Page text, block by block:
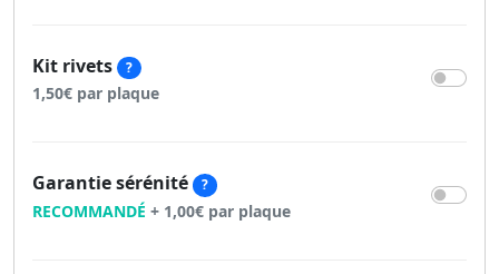
Kit rivets ?
1,50€ par plaque
Garantie sérénité ?
RECOMMANDÉ + 1,00€ par plaque